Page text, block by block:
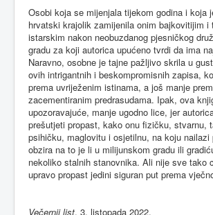
Osobi koja se mijenjala tijekom godina i koja
hrvatski krajolik zamijenila onim bajkovitijim i
istarskim nakon neobuzdanog pjesničkog
gradu za koji autorica upućeno tvrdi da ima
Naravno, osobne je tajne pažljivo skrila u
ovih intrigantnih i beskompromisnih zapisa,
prema uvriježenim istinama, a još manje
zacementiranim predrasudama. Ipak, ova
upozoravajuće, manje ugodno lice, jer
prešutjeti propast, kako onu fizičku, stvarnu,
psihičku, maglovitu i osjetilnu, na koju nailazi
obzira na to je li u milijunskom gradu ili
nekoliko stalnih stanovnika. Ali nije sve tako
upravo propast jedini siguran put prema
Večernji list, 3. listopada 2022.